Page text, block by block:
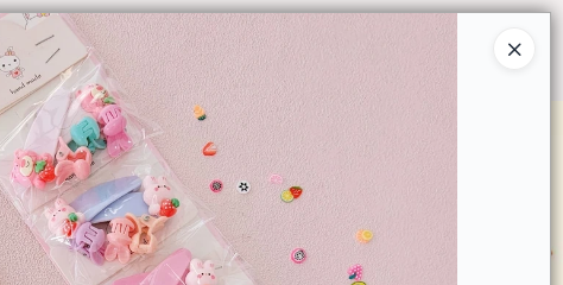
Ingresar a la Tienda
CÓMO COMPRAR QUIÉNES SOMOS